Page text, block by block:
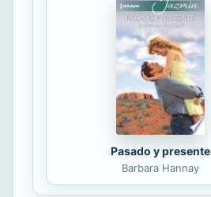
Pasado y presente
Barbara Hannay